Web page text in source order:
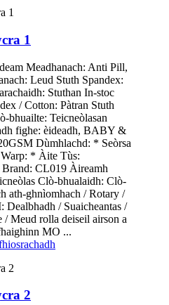
1
Meadhanach: Anti Pill,
Leud Stuth Spandex:
Stuthan In-stoc
/ Cotton: Pàtran Stuth
bhuailte: Teicneòlasan
fighe: èideadh, BABY &
Dùmhlachd: * Seòrsa
* Àite Tùs:
CL019 Àireamh
Clò-bhualaidh: Clò-
ath-ghnìomhach / Rotary /
/ Suaicheantas /
/ Meud rolla deiseil airson a
MO ...
2